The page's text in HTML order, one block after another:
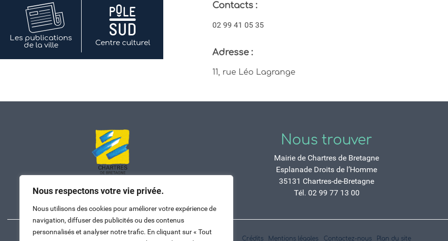
Nous respectons votre vie privée.
Nous utilisons des cookies pour améliorer votre expérience de
navigation, diffuser des publicités ou des contenus
personnalisés et analyser notre trafic. En cliquant sur « Tout
Contacts :
02 99 41 05 35
Adresse :
11, rue Léo Lagrange
Les publications
de la ville
Centre culturel
Nous contacter
Nous trouver
Mairie de Chartres de Bretagne
Esplanade Droits de l’Homme
35131 Chartres-de-Bretagne
Tél. 02 99 77 13 00
Crédits Mentions légales Contactez-nous Plan du site